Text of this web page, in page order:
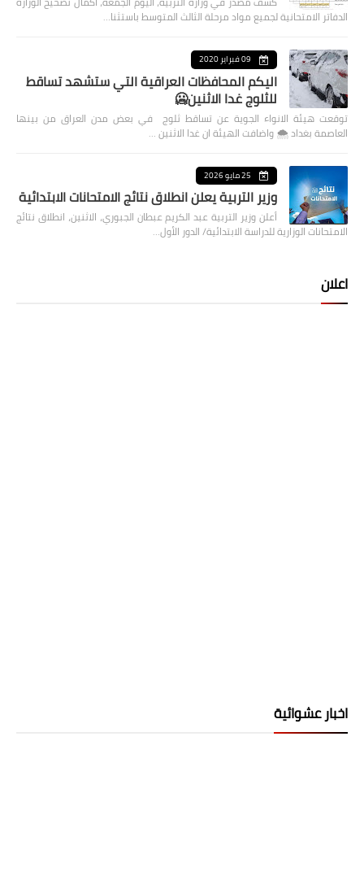
الدفاتر الامتحانية لجميع مواد مرحلة الثالث المتوسط باستثنا…
09 فبراير 2020
اليكم المحافظات العراقية التي ستشهد تساقط
للثلوج غدا الاثنين🥶
توقعت هيئة الانواء الجوية عن تساقط ثلوج في بعض مدن العراق من بينها
العاصمة بغداد ⁦🌨️⁩ واضافت الهيئة ان غدا الاثنين …
25 مايو 2026
وزير التربية يعلن انطلاق نتائج الامتحانات الابتدائية
أعلن وزير التربية عبد الكريم عبطان الجبوري، الاثنين، انطلاق نتائج
الامتحانات الوزارية للدراسة الابتدائية/ الدور الأول…
اعلان
اخبار عشوائية